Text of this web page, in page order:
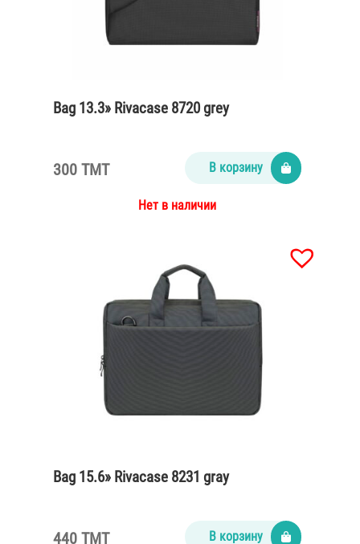
Bag 13.3» Rivacase 8720 grey
300 TMT В корзину
Нет в наличии
Bag 15.6» Rivacase 8231 gray
440 TMT В корзину